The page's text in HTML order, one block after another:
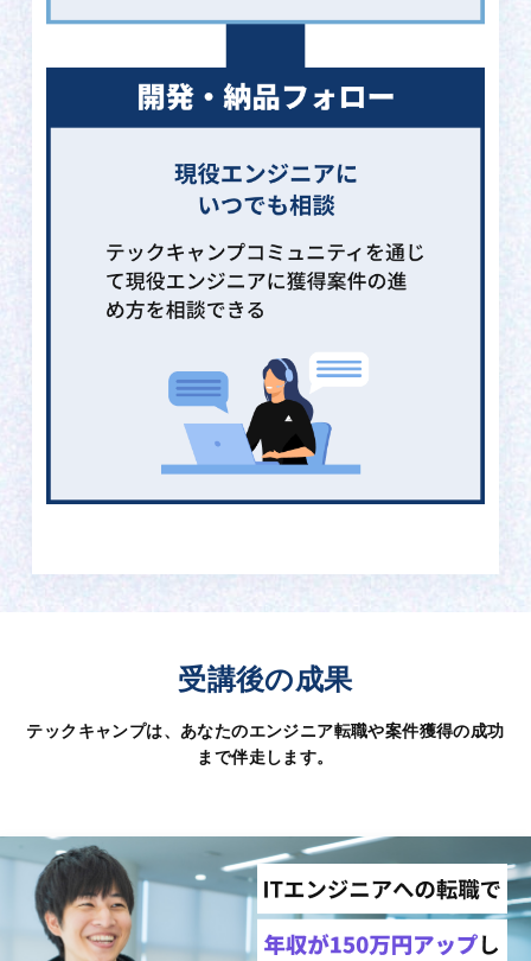
受講後の成果
テックキャンプは、あなたのエンジニア転職や案件獲得の成功
まで伴走します。